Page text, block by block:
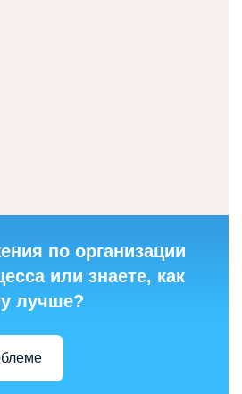
по организации
или знаете, как
лучше?